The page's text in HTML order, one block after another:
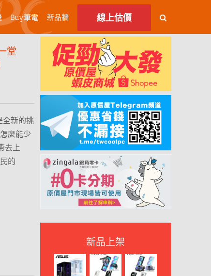
Buy筆電 新品牆 線上估價
堂
全新的挑
麼能少
去上
的
新品上架